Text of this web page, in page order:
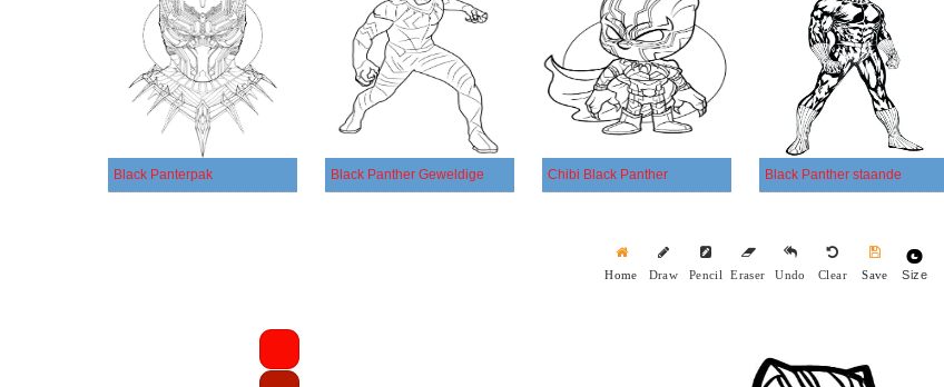
Black Panterpak Black Panther Geweldige Chibi Black Panther Black Panther staande
Home Draw Pencil Eraser Undo Clear Save Size